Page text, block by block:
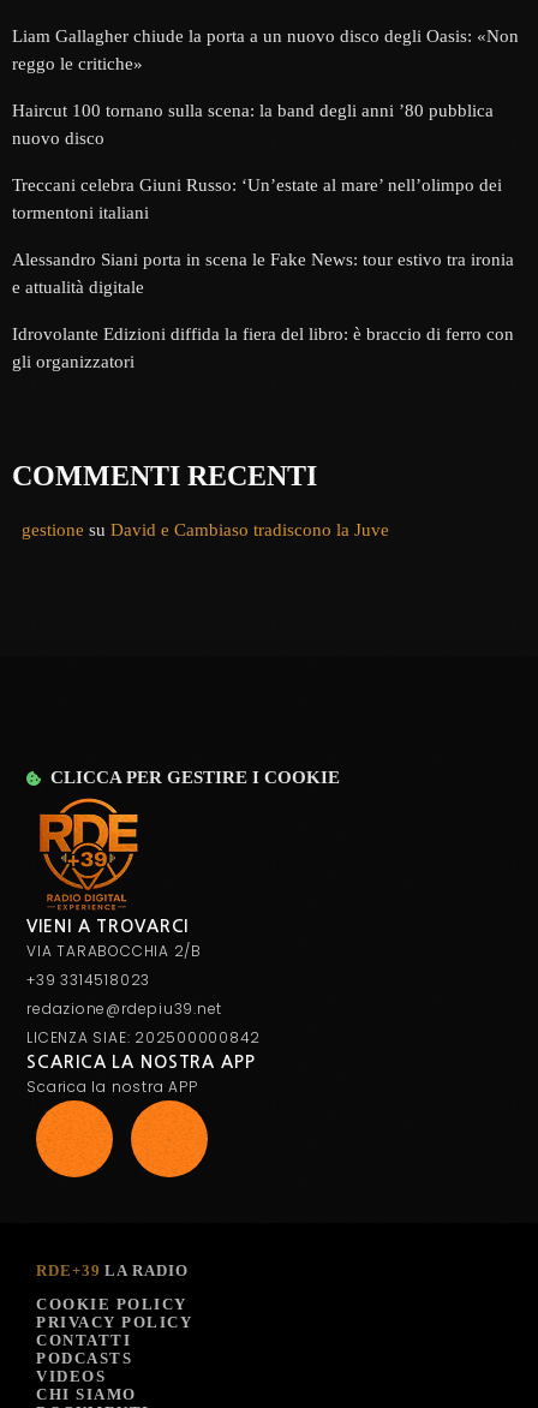
Liam Gallagher chiude la porta a un nuovo disco degli Oasis: «Non
reggo le critiche»
Haircut 100 tornano sulla scena: la band degli anni ’80 pubblica
nuovo disco
Treccani celebra Giuni Russo: ‘Un’estate al mare’ nell’olimpo dei
tormentoni italiani
Alessandro Siani porta in scena le Fake News: tour estivo tra ironia
e attualità digitale
Idrovolante Edizioni diffida la fiera del libro: è braccio di ferro con
gli organizzatori
COMMENTI RECENTI
gestione su David e Cambiaso tradiscono la Juve
CLICCA PER GESTIRE I COOKIE
VIENI A TROVARCI
VIA TARABOCCHIA 2/B
+39 3314518023
redazione@rdepiu39.net
LICENZA SIAE: 202500000842
SCARICA LA NOSTRA APP
Scarica la nostra APP
RDE+39LA RADIO
COOKIE POLICY
PRIVACY POLICY
CONTATTI
PODCASTS
VIDEOS
CHI SIAMO